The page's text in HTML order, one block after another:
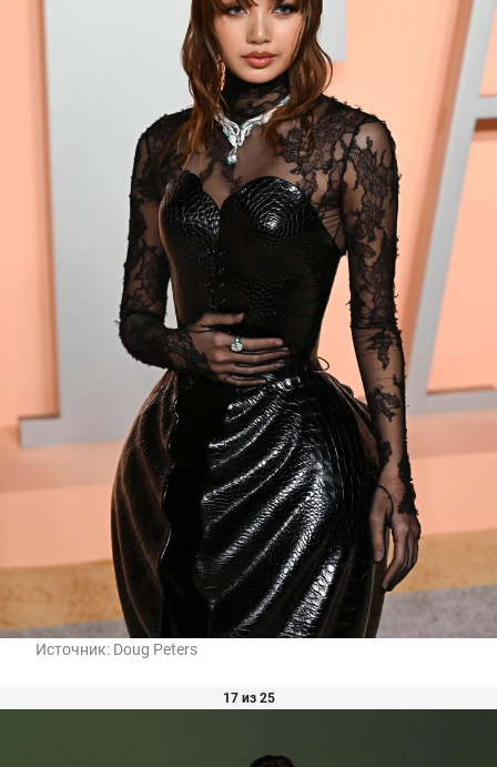
Источник: Doug Peters
17 из 25